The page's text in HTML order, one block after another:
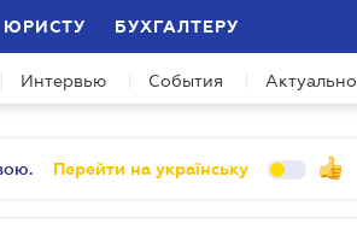
ЮРИСТУ БУХГАЛТЕРУ
Интервью События Актуально
Перейти на українську